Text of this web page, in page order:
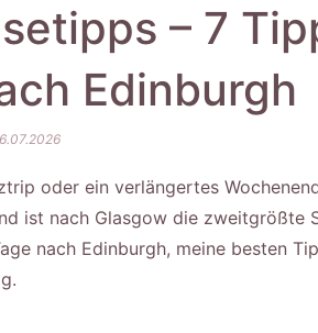
– 7
Edinburgh
oder ein verlängertes
ist nach Glasgow die zweitgrößte
nach Edinburgh, meine besten